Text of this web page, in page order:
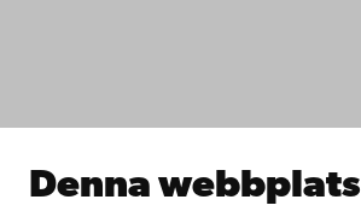
Denna webbplats
Samarbeta med oss
Kontinuerligt lärande